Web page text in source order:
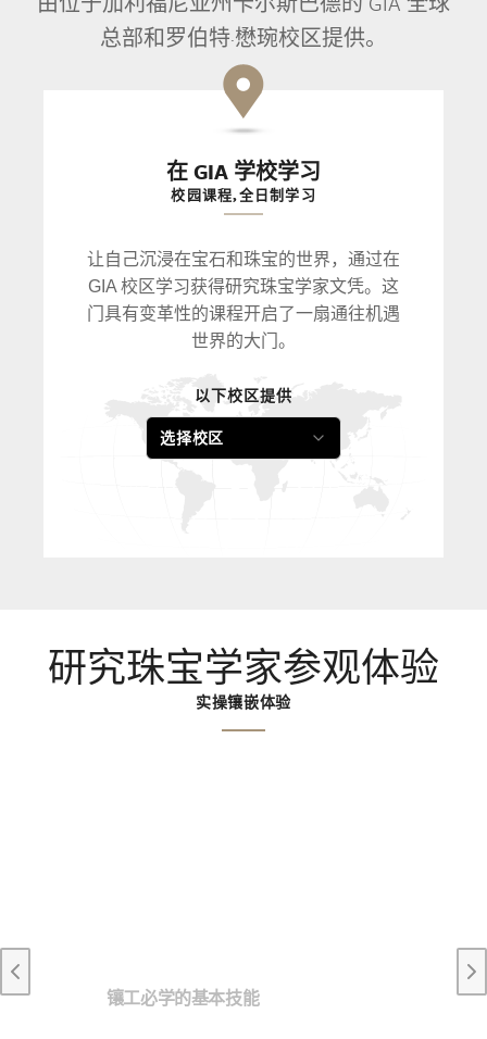
总部和罗伯特·懋琬校区提供。
在 GIA 学校学习
校园课程,全日制学习
让自己沉浸在宝石和珠宝的世界，通过在
GIA 校区学习获得研究珠宝学家文凭。这
门具有变革性的课程开启了一扇通往机遇
世界的大门。
以下校区提供
选择校区
研究珠宝学家参观体验
实操镶嵌体验
镶工必学的基本技能
Previous slide